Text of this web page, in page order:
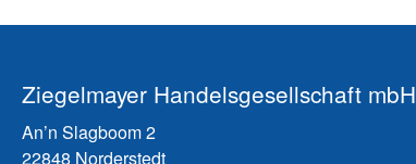
Ziegelmayer Handelsgesellschaft mbH
An’n Slagboom 2
22848 Norderstedt